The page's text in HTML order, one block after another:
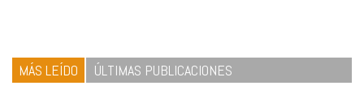
MÁS LEÍDO ÚLTIMAS PUBLICACIONES